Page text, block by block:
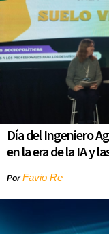
Día del Ingeniero
en la era de la IA y
PorFavio Re